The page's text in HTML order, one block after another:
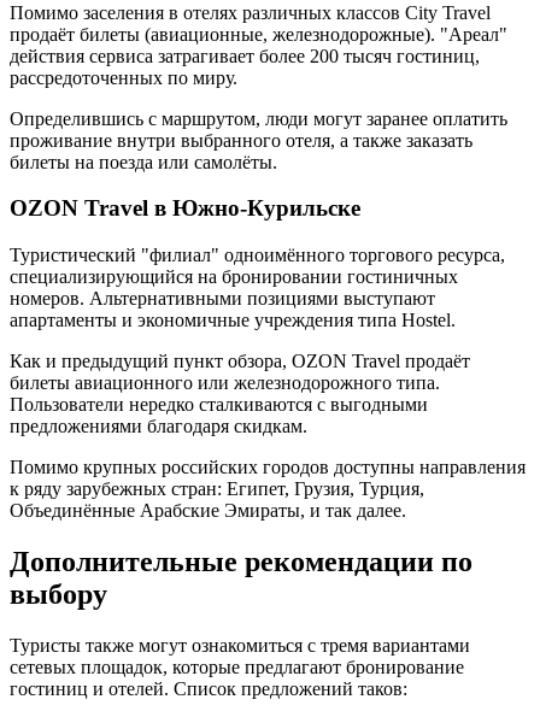
Помимо заселения в отелях различных классов City Travel
продаёт билеты (авиационные, железнодорожные). "Ареал"
действия сервиса затрагивает более 200 тысяч гостиниц,
рассредоточенных по миру.
Определившись с маршрутом, люди могут заранее оплатить
проживание внутри выбранного отеля, а также заказать
билеты на поезда или самолёты.
OZON Travel в Южно-Курильске
Туристический "филиал" одноимённого торгового ресурса,
специализирующийся на бронировании гостиничных
номеров. Альтернативными позициями выступают
апартаменты и экономичные учреждения типа Hostel.
Как и предыдущий пункт обзора, OZON Travel продаёт
билеты авиационного или железнодорожного типа.
Пользователи нередко сталкиваются с выгодными
предложениями благодаря скидкам.
Помимо крупных российских городов доступны направления
к ряду зарубежных стран: Египет, Грузия, Турция,
Объединённые Арабские Эмираты, и так далее.
Дополнительные рекомендации по
выбору
Туристы также могут ознакомиться с тремя вариантами
сетевых площадок, которые предлагают бронирование
гостиниц и отелей. Список предложений таков: